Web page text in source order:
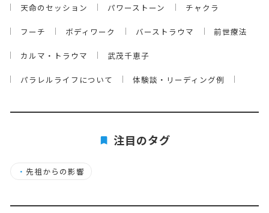
天命のセッション パワーストーン チャクラ
フーチ ボディワーク バーストラウマ 前世療法
カルマ・トラウマ 武茂千恵子
パラレルライフについて 体験談・リーディング例
注目のタグ
・ 先祖からの影響